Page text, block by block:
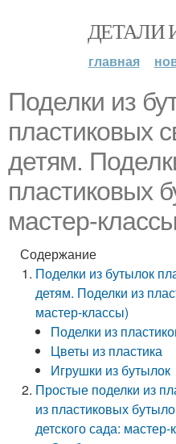
ДЕТАЛИ
главная
Поделки из
пластиковых
детям.
пластиковых
мастер-
Содержание
Поделки из бутылок
детям. Поделки из
мастер-классы)
Поделки из
Цветы из пластика
Игрушки из бутылок
Простые поделки из
из пластиковых
детского сада: